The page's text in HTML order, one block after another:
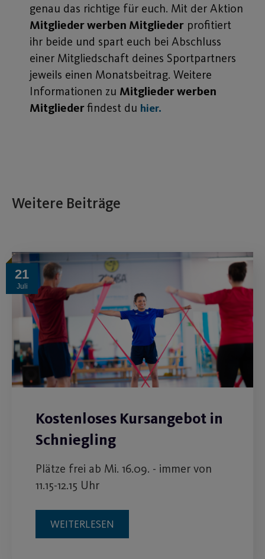
genau das richtige für euch. Mit der Aktion
Mitglieder werben Mitglieder profitiert
ihr beide und spart euch bei Abschluss
einer Mitgliedschaft deines Sportpartners
jeweils einen Monatsbeitrag. Weitere
Informationen zu Mitglieder werben
Mitgliederfindest du hier.
Weitere Beiträge
21
Juli
Kostenloses Kursangebot in
Schniegling
Plätze frei ab Mi. 16.09. - immer von
11.15-12.15 Uhr
WEITERLESEN